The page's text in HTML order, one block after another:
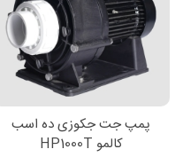
پمپ جت جکوزی ده اسب
کالمو HP1000T